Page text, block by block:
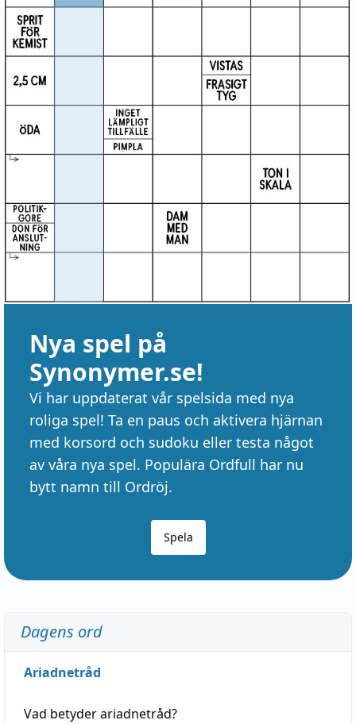
Nya spel på
Synonymer.se!
Vi har uppdaterat vår spelsida med nya
roliga spel! Ta en paus och aktivera hjärnan
med korsord och sudoku eller testa något
av våra nya spel. Populära Ordfull har nu
bytt namn till Ordröj.
Spela
Dagens ord
Ariadnetråd
Vad betyderariadnetråd?